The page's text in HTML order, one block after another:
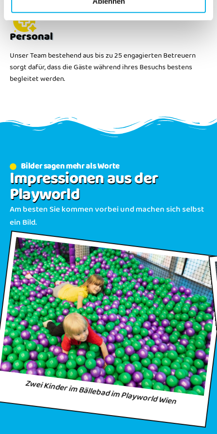
Personal
Unser Team bestehend aus bis zu 25 engagierten Betreuern
sorgt dafür, dass die Gäste während ihres Besuchs bestens
begleitet werden.
Bilder sagen mehr als Worte
Impressionen aus der
Playworld
Am besten Sie kommen vorbei und machen sich selbst
ein Bild.
Zwei Kinder im Bällebad im Playworld Wien